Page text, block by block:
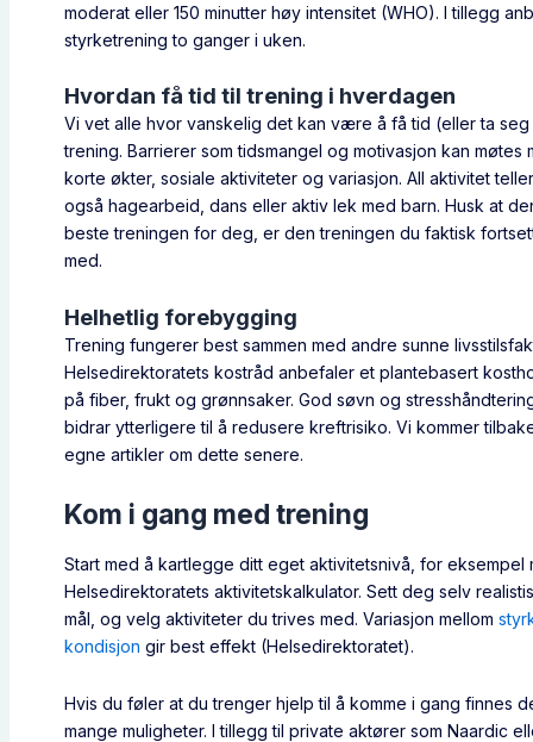
moderat eller 150 minutter høy intensitet (WHO). I tillegg
styrketrening to ganger i uken.
Hvordan få tid til trening i hverdagen
Vi vet alle hvor vanskelig det kan være å få tid (eller ta
trening. Barrierer som tidsmangel og motivasjon kan møtes
korte økter, sosiale aktiviteter og variasjon. All aktivitet
også hagearbeid, dans eller aktiv lek med barn. Husk at
beste treningen for deg, er den treningen du faktisk
med.
Helhetlig forebygging
Trening fungerer best sammen med andre sunne
Helsedirektoratets kostråd anbefaler et plantebasert
på fiber, frukt og grønnsaker. God søvn og
bidrar ytterligere til å redusere kreftrisiko. Vi kommer
egne artikler om dette senere.
Kom i gang med trening
Start med å kartlegge ditt eget aktivitetsnivå, for eksempel
Helsedirektoratets aktivitetskalkulator. Sett deg selv
mål, og velg aktiviteter du trives med. Variasjon mellom
kondisjon gir best effekt (Helsedirektoratet).
Hvis du føler at du trenger hjelp til å komme i gang finnes
mange muligheter. I tillegg til private aktører som Naardic